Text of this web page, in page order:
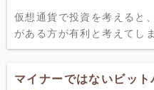
仮想通貨で投資を考えると
がある方が有利と考えてし
マイナーではないビッ